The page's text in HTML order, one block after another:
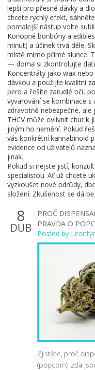
lepší pro přesné dávky a
chcete rychlý efekt,
pomalejší nástup volte
Konopné bonbóny a
minut) a účinek trvá déle.
místě mimo přímé slunce.
— doma si zkontrolujte
Koncentráty jako wax
dávkou a použijte kvalitní
pero a řešíte zarudlé oči,
vyvarování se kombinace
zdravotně nebezpečné, ale
THCV může ovlivnit chuť
jiným ho nemění. Pokud
vás konkrétní kannabinoid
evidence od uživatelů
jinak.
Pokud si nejste jistí,
specialistou. Ať už chcete
vyzkoušet nové odrůdy,
složení. Zkušenost se dá
8
DUB
PROČ
PRAVDA O
Posted by
Zjistěte, proč
(popcorn), zda